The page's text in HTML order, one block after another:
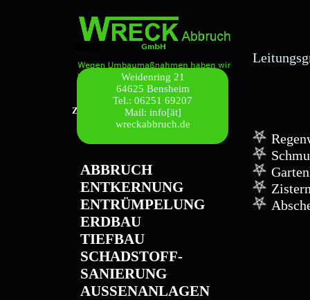
Zurück zur Startseite
ABBRUCH
ENTKERNUNG
ENTRÜMPELUNG
ERDBAU
TIEFBAU
SCHADSTOFF-
SANIERUNG
AUSSENANLAGEN
Weidenring 21
64625 Bensheim
Tel.: 06251 69207
Mail: info[ät]
wreckabbruch.de